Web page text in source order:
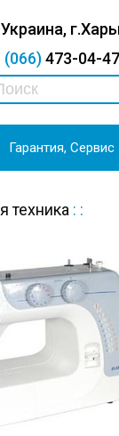
Украина,
(066)473-04-
Гарантия, Сервис
техника : :